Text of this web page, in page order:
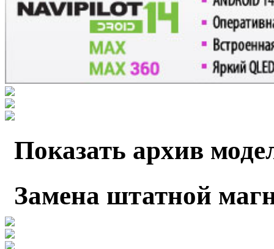
Показать архив
Замена штатной